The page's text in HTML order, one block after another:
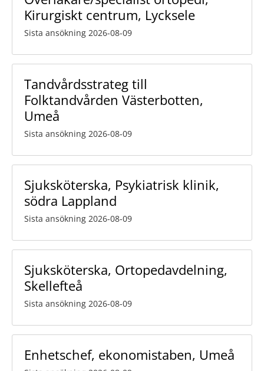
Kirurgiskt centrum, Lycksele
Sista ansökning 2026-08-09
Tandvårdsstrateg till
Folktandvården Västerbotten,
Umeå
Sista ansökning 2026-08-09
Sjuksköterska, Psykiatrisk klinik,
södra Lappland
Sista ansökning 2026-08-09
Sjuksköterska, Ortopedavdelning,
Skellefteå
Sista ansökning 2026-08-09
Enhetschef, ekonomistaben, Umeå